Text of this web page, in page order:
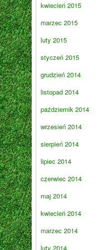
kwiecień 2015
marzec 2015
luty 2015
styczeń 2015
grudzień 2014
listopad 2014
październik 2014
wrzesień 2014
sierpień 2014
lipiec 2014
czerwiec 2014
maj 2014
kwiecień 2014
marzec 2014
luty 2014